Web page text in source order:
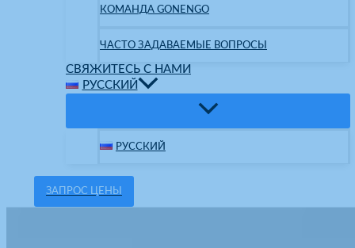
КОМАНДА GONENGO
ЧАСТО ЗАДАВАЕМЫЕ ВОПРОСЫ
СВЯЖИТЕСЬ С НАМИ
РУССКИЙ
РУССКИЙ
ЗАПРОС ЦЕНЫ